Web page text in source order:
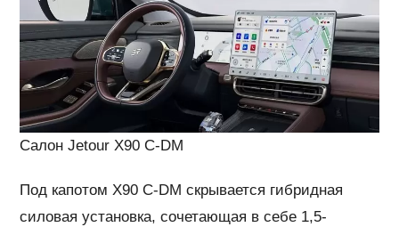
Салон Jetour X90 C-DM
Под капотом X90 C-DM скрывается гибридная
силовая установка, сочетающая в себе 1,5-